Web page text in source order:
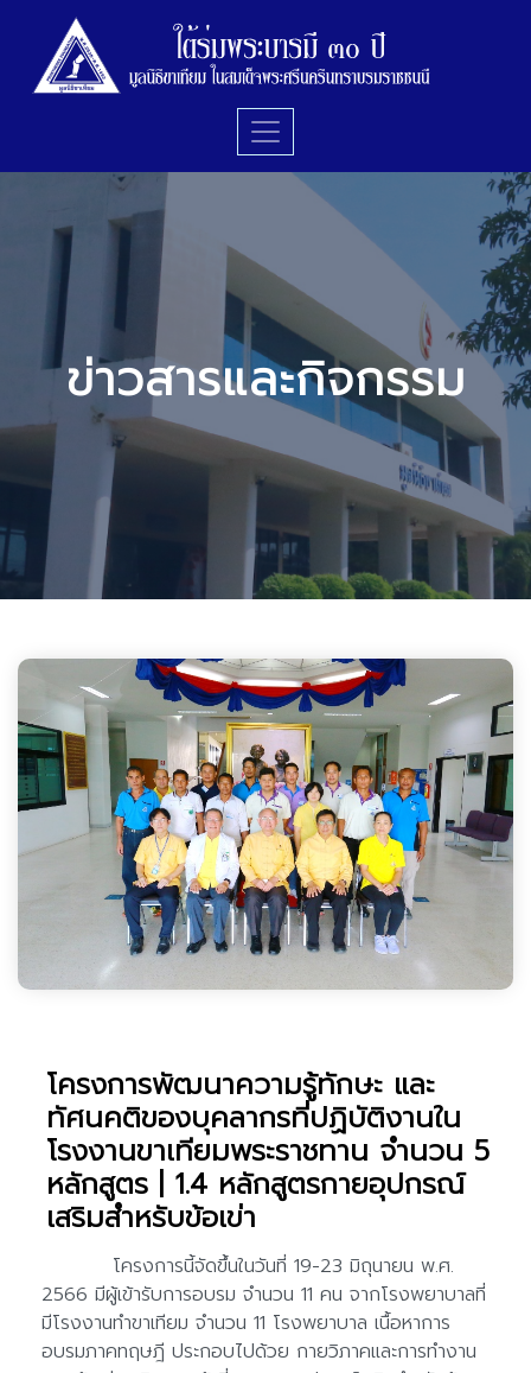
ข่าวสารและกิจกรรม
โครงการพัฒนาความรู้ทักษะ และ
ทัศนคติของบุคลากรที่ปฏิบัติงานใน
โรงงานขาเทียมพระราชทาน จำนวน 5
หลักสูตร | 1.4 หลักสูตรกายอุปกรณ์
เสริมสำหรับข้อเข่า